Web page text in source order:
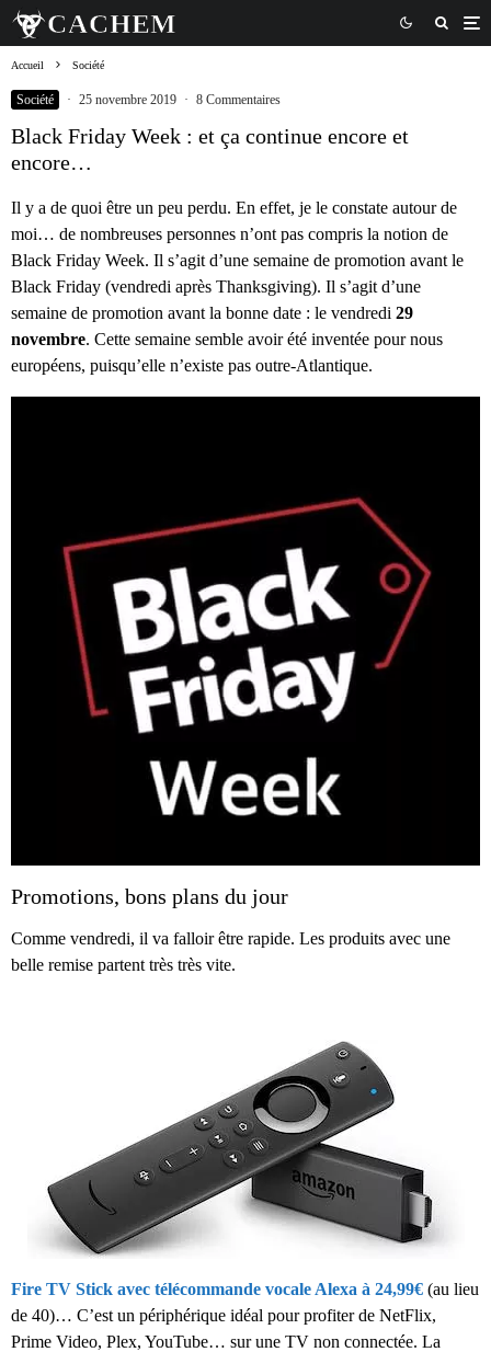
Accueil Société
Société · 25 novembre 2019 · 8 Commentaires
Black Friday Week : et ça continue encore et
encore…
Il y a de quoi être un peu perdu. En effet, je le constate autour de
moi… de nombreuses personnes n’ont pas compris la notion de
Black Friday Week. Il s’agit d’une semaine de promotion avant le
Black Friday (vendredi après Thanksgiving). Il s’agit d’une
semaine de promotion avant la bonne date : le vendredi 29
novembre. Cette semaine semble avoir été inventée pour nous
européens, puisqu’elle n’existe pas outre-Atlantique.
Promotions, bons plans du jour
Comme vendredi, il va falloir être rapide. Les produits avec une
belle remise partent très très vite.
Fire TV Stick avec télécommande vocale Alexa à 24,99€ (au lieu
de 40)… C’est un périphérique idéal pour profiter de NetFlix,
Prime Video, Plex, YouTube… sur une TV non connectée. La